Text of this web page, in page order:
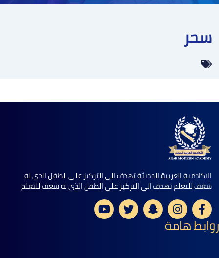
سحر
الاكادمية العربية الحديثة تهدف الي التركيز علي الطفل الذي له
شغف للتعلم تهدف الي التركيز علي الطفل الذي له شغف للتعلم
روابط هامة